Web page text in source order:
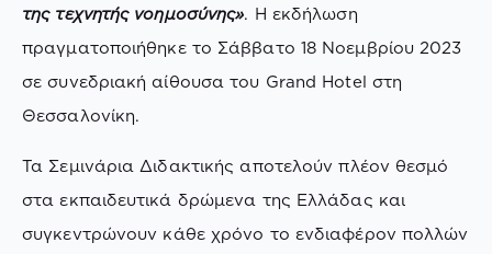
της τεχνητής νοημοσύνης». Η εκδήλωση
πραγματοποιήθηκε το Σάββατο 18 Νοεμβρίου 2023
σε συνεδριακή αίθουσα του Grand Hotel στη
Θεσσαλονίκη.
Τα Σεμινάρια Διδακτικής αποτελούν πλέον θεσμό
στα εκπαιδευτικά δρώμενα της Ελλάδας και
συγκεντρώνουν κάθε χρόνο το ενδιαφέρον πολλών